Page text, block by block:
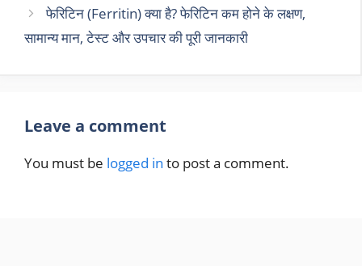
फेरिटिन (Ferritin) क्या है? फेरिटिन कम होने के लक्षण,
सामान्य मान, टेस्ट और उपचार की पूरी जानकारी
Leave a comment
You must be logged in to post a comment.